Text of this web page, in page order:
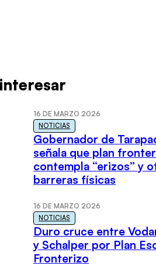
16 DE MARZO 2026
NOTICIAS
Gobernador de
señala que plan
contempla “erizos” y
barreras físicas
16 DE MARZO 2026
NOTICIAS
Duro cruce entre
y Schalper por Plan
Fronterizo